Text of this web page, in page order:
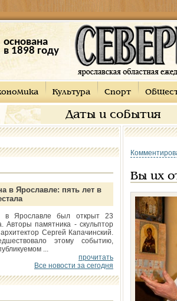
основана
в 1898 году
Культура Спорт
Даты и события
в Ярославле: пять лет в
в Ярославле был открыт 23
Авторы памятника - скульптор
Сергей Капачинский.
этому событию,
...
прочитать
Все новости за сегодня
Вы их